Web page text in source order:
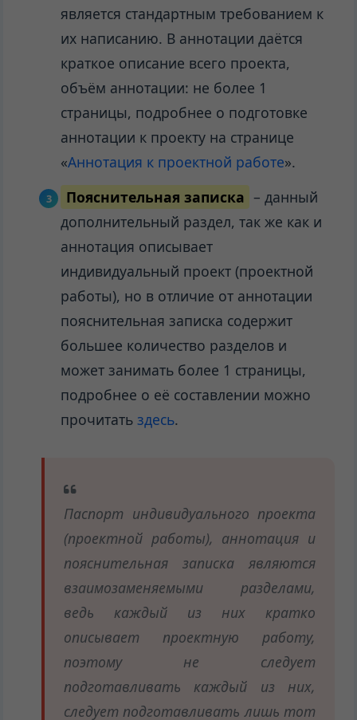
является стандартным требованием к
их написанию. В аннотации даётся
краткое описание всего проекта,
объём аннотации: не более 1
страницы, подробнее о подготовке
аннотации к проекту на странице
«Аннотация к проектной работе».
Пояснительная записка – данный
дополнительный раздел, так же как и
аннотация описывает
индивидуальный проект (проектной
работы), но в отличие от аннотации
пояснительная записка содержит
большее количество разделов и
может занимать более 1 страницы,
подробнее о её составлении можно
прочитатьздесь.
Паспорт индивидуального проекта
(проектной работы), аннотация и
пояснительная записка являются
взаимозаменяемыми разделами,
ведь каждый из них кратко
описывает проектную работу,
поэтому не следует
подготавливать каждый из них,
следует подготавливать лишь тот